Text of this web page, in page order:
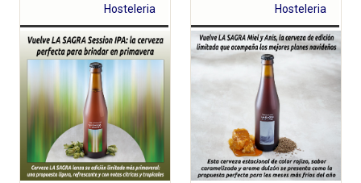
Hosteleria
Hosteleria